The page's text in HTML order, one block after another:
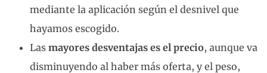
mediante la aplicación según el desnivel que
hayamos escogido.
Las mayores desventajas es el precio, aunque va
disminuyendo al haber más oferta, y el peso,